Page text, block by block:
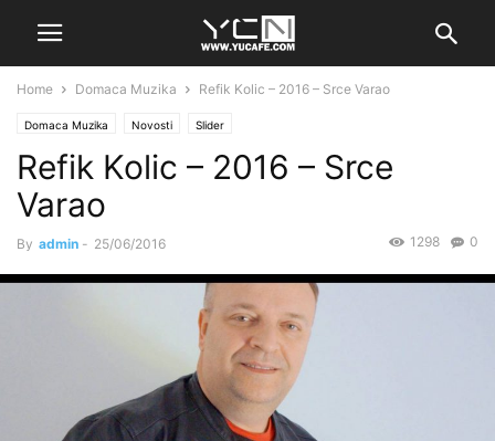
Home Domaca Muzika Refik Kolic – 2016 – Srce Varao
Domaca Muzika Novosti Slider
Refik Kolic – 2016 – Srce
Varao
By admin - 25/06/2016 0
1298